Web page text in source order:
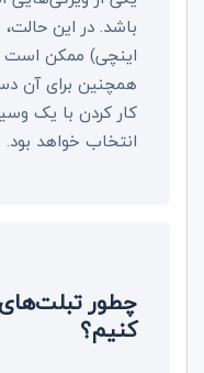
باشد. در این حالت،
اینچی) ممکن است
همچنین برای آن
کار کردن با یک
انتخاب خواهد بود.
چطور
کنیم؟